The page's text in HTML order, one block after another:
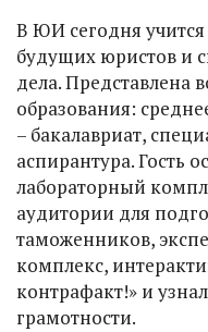
В ЮИ сегодня учится
будущих юристов и
дела. Представлена
образования:
– бакалавриат,
аспирантура. Гость
лабораторный
аудитории для
таможенников,
комплекс,
контрафакт!» и
грамотности.